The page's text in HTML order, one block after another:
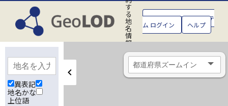
す
る
地
名
情
報
処
理
ス
テ
GeoLOD地名管理システ
ム ログイン ヘルプ
異表記
地名かな
上位語